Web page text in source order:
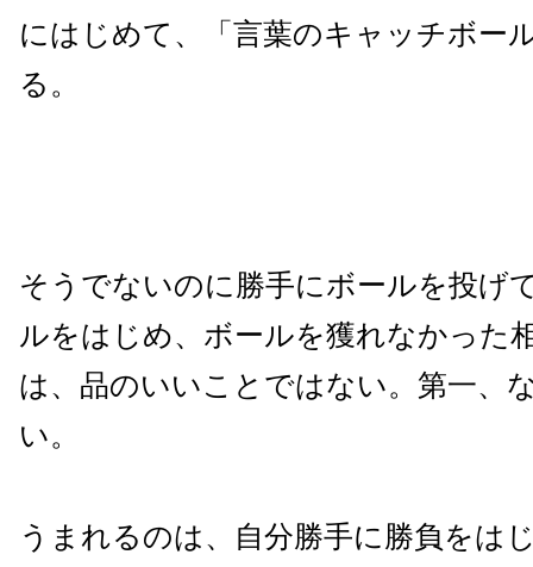
にはじめて、「言葉のキャッチボー
る。
そうでないのに勝手にボールを投げ
ルをはじめ、ボールを獲れなかった
は、品のいいことではない。第一、
い。
うまれるのは、自分勝手に勝負をは